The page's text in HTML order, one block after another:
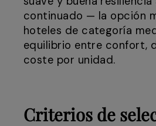
continuado — la opción
hoteles de categoría
equilibrio entre confort,
coste por unidad.
Criterios de